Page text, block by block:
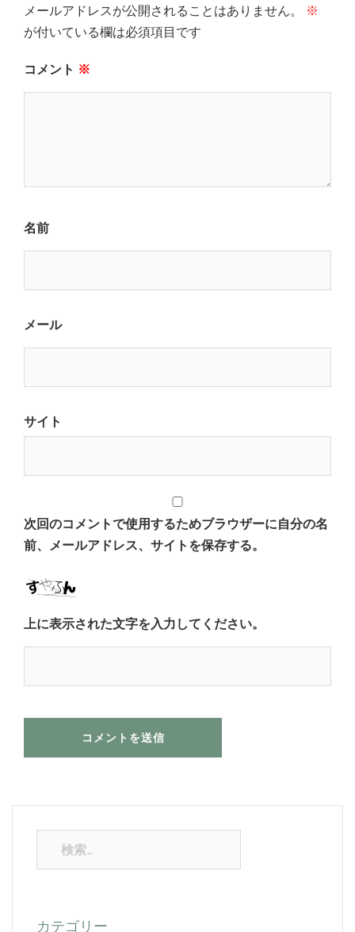
メールアドレスが公開されることはありません。
※
が付いている欄は必須項目です
コメント ※
名前
メール
サイト
次回のコメントで使用するためブラウザーに自分の名
前、メールアドレス、サイトを保存する。
上に表示された文字を入力してください。
カテゴリー